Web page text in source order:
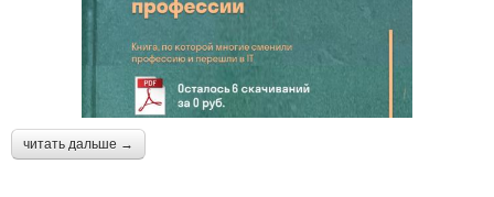
читать дальше →